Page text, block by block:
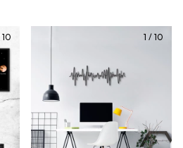
10 1 / 10